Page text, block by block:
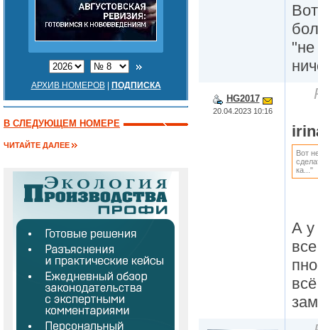
АРХИВ НОМЕРОВ| ПОДПИСКА
В СЛЕДУЮЩЕМ НОМЕРЕ
ЧИТАЙТЕ ДАЛЕЕ
HG2017
20.04.2023 10:16
Вот
ка..."
А у